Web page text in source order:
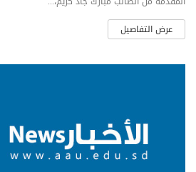
عرض التفاصيل